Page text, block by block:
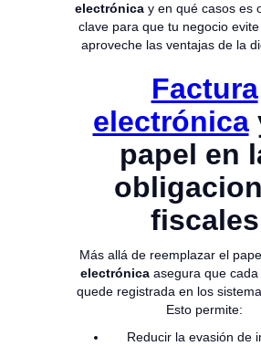
electrónica y en qué casos es
clave para que tu negocio evite
aproveche las ventajas de la
Factura
electrónica
papel en
fiscales
Más allá de reemplazar el
electrónica asegura que cada
quede registrada en los
Esto permite:
Reducir la evasión de